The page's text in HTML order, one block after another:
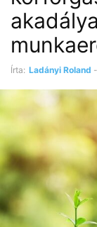
Írta: Ladányi Roland -